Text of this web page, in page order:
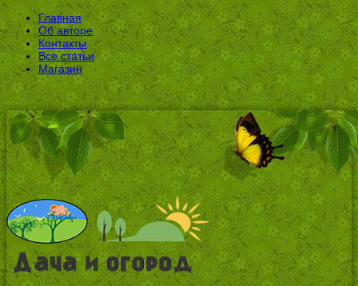
Главная
Об авторе
Контакты
Все статьи
Магазин